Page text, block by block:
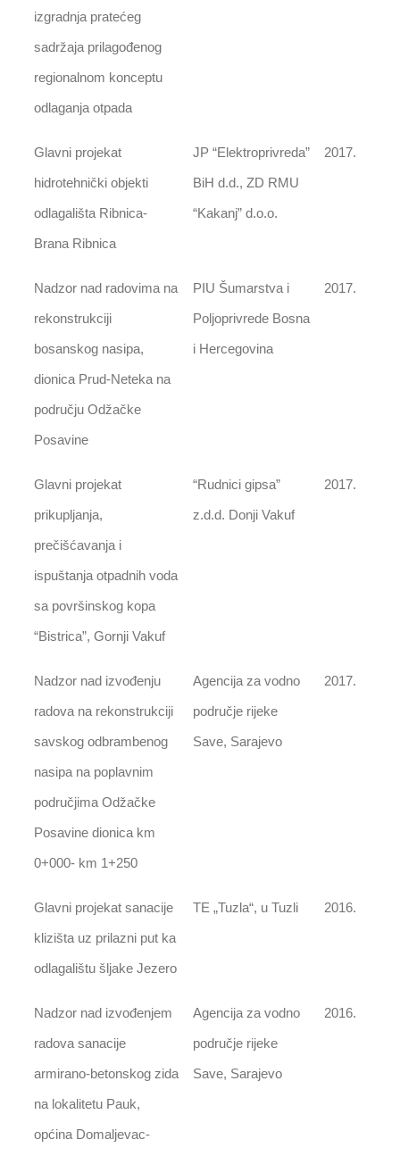
izgradnja pratećeg
sadržaja prilagođenog
regionalnom konceptu
odlaganja otpada
Glavni projekat
hidrotehnički objekti
odlagališta Ribnica-
Brana Ribnica
JP “Elektroprivreda”
BiH d.d., ZD RMU
“Kakanj” d.o.o.
2017.
Nadzor nad radovima na
rekonstrukciji
bosanskog nasipa,
dionica Prud-Neteka na
području Odžačke
Posavine
PIU Šumarstva i
Poljoprivrede Bosna
i Hercegovina
2017.
Glavni projekat
prikupljanja,
prečišćavanja i
ispuštanja otpadnih voda
sa površinskog kopa
“Bistrica”, Gornji Vakuf
“Rudnici gipsa”
z.d.d. Donji Vakuf
2017.
Nadzor nad izvođenju
radova na rekonstrukciji
savskog odbrambenog
nasipa na poplavnim
područjima Odžačke
Posavine dionica km
0+000- km 1+250
Agencija za vodno
područje rijeke
Save, Sarajevo
2017.
Glavni projekat sanacije
klizišta uz prilazni put ka
odlagalištu šljake Jezero
TE „Tuzla“, u Tuzli 2016.
Nadzor nad izvođenjem
radova sanacije
armirano-betonskog zida
na lokalitetu Pauk,
općina Domaljevac-
Agencija za vodno
područje rijeke
Save, Sarajevo
2016.